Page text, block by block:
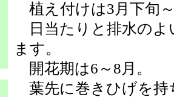
植え付けは3月下旬
日当たりと排水のよ
ます。
開花期は6～8月。
葉先に巻きひげを持